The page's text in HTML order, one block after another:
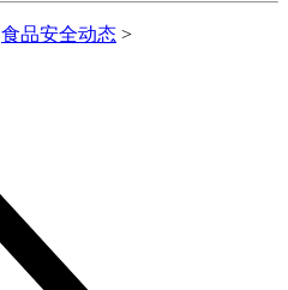
食品安全动态 >